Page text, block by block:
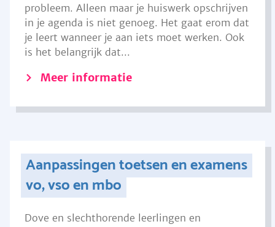
probleem. Alleen maar je huiswerk opschrijven
in je agenda is niet genoeg. Het gaat erom dat
je leert wanneer je aan iets moet werken. Ook
is het belangrijk dat...
Meer informatie
Aanpassingen toetsen en examens
vo, vso en mbo
Dove en slechthorende leerlingen en